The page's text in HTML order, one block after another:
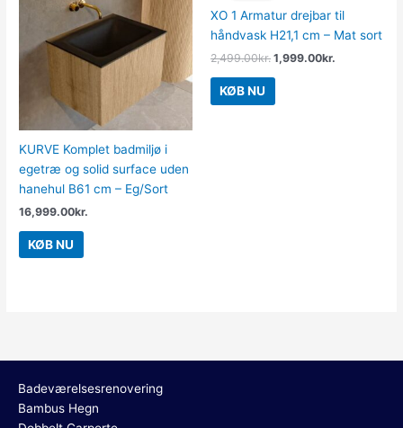
KURVE Komplet badmiljø i
egetræ og solid surface uden
hanehul B61 cm – Eg/Sort
16,999.00kr.
KØB NU
XO 1 Armatur drejbar til
håndvask H21,1 cm – Mat sort
2,499.00kr.
2,499.00kr..
1,999.00kr.
1,999.00kr..
KØB NU
Badeværelsesrenovering
Bambus Hegn